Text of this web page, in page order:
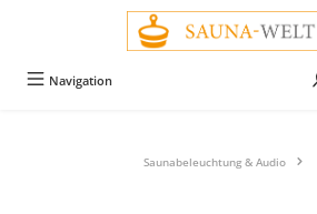
Navigation
Saunabeleuchtung & Audio